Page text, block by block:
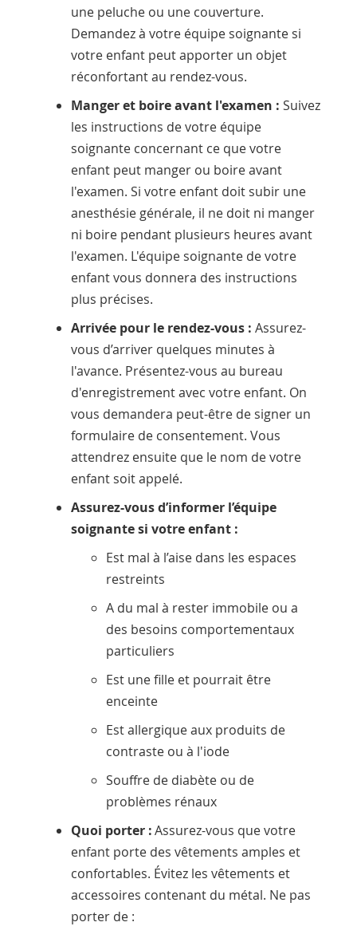
une peluche ou une couverture.
Demandez à votre équipe soignante si
votre enfant peut apporter un objet
réconfortant au rendez-vous.
Manger et boire avant l'examen : Suivez
les instructions de votre équipe
soignante concernant ce que votre
enfant peut manger ou boire avant
l'examen. Si votre enfant doit subir une
anesthésie générale, il ne doit ni manger
ni boire pendant plusieurs heures avant
l'examen. L'équipe soignante de votre
enfant vous donnera des instructions
plus précises.
Arrivée pour le rendez-vous : Assurez-
vous d’arriver quelques minutes à
l'avance. Présentez-vous au bureau
d'enregistrement avec votre enfant. On
vous demandera peut-être de signer un
formulaire de consentement. Vous
attendrez ensuite que le nom de votre
enfant soit appelé.
Assurez-vous d’informer l’équipe
soignante si votre enfant :
Est mal à l’aise dans les espaces
restreints
A du mal à rester immobile ou a
des besoins comportementaux
particuliers
Est une fille et pourrait être
enceinte
Est allergique aux produits de
contraste ou à l'iode
Souffre de diabète ou de
problèmes rénaux
Quoi porter :Assurez-vous que votre
enfant porte des vêtements amples et
confortables. Évitez les vêtements et
accessoires contenant du métal. Ne pas
porter de :